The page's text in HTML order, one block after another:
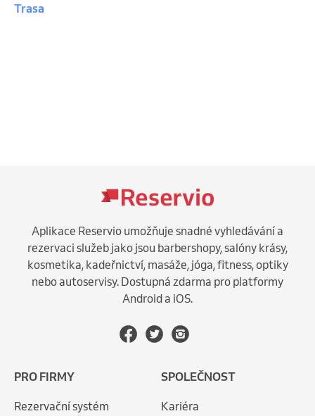
Trasa
Aplikace Reservio umožňuje snadné vyhledávání a
rezervaci služeb jako jsou barbershopy, salóny krásy,
kosmetika, kadeřnictví, masáže, jóga, fitness, optiky
nebo autoservisy. Dostupná zdarma pro platformy
Android a iOS.
PRO FIRMY
Rezervační systém
SPOLEČNOST
Kariéra